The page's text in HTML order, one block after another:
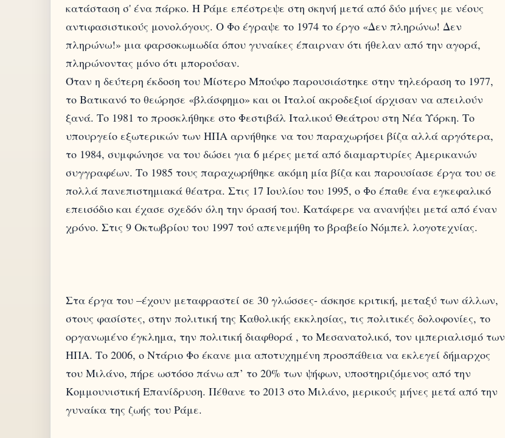
κατάσταση σ' ένα πάρκο. Η Ράμε επέστρεψε στη σκηνή μετά από δύο μήνες με νέους
αντιφασιστικούς μονολόγους. Ο Φο έγραψε το 1974 το έργο «Δεν πληρώνω! Δεν
πληρώνω!» μια φαρσοκωμωδία όπου γυναίκες έπαιρναν ότι ήθελαν από την αγορά,
πληρώνοντας μόνο ότι μπορούσαν.
Όταν η δεύτερη έκδοση του Μίστερο Μπούφο παρουσιάστηκε στην τηλεόραση το 1977,
το Βατικανό το θεώρησε «βλάσφημο» και οι Ιταλοί ακροδεξιοί άρχισαν να απειλούν
ξανά. Το 1981 το προσκλήθηκε στο Φεστιβάλ Ιταλικού Θεάτρου στη Νέα Υόρκη. Το
υπουργείο εξωτερικών των ΗΠΑ αρνήθηκε να του παραχωρήσει βίζα αλλά αργότερα,
το 1984, συμφώνησε να του δώσει για 6 μέρες μετά από διαμαρτυρίες Αμερικανών
συγγραφέων. Το 1985 τους παραχωρήθηκε ακόμη μία βίζα και παρουσίασε έργα του σε
πολλά πανεπιστημιακά θέατρα. Στις 17 Ιουλίου του 1995, ο Φο έπαθε ένα εγκεφαλικό
επεισόδιο και έχασε σχεδόν όλη την όρασή του. Κατάφερε να ανανήψει μετά από έναν
Στα έργα του –έχουν μεταφραστεί σε 30 γλώσσες- άσκησε κριτική, μεταξύ των άλλων,
στους φασίστες, στην πολιτική της Καθολικής εκκλησίας, τις πολιτικές δολοφονίες, το
οργανωμένο έγκλημα, την πολιτική διαφθορά , το Μεσανατολικό, τον ιμπεριαλισμό των
ΗΠΑ. Το 2006, ο Ντάριο Φο έκανε μια αποτυχημένη προσπάθεια να εκλεγεί δήμαρχος
του Μιλάνο, πήρε ωστόσο πάνω απ’ το 20% των ψήφων, υποστηριζόμενος από την
Κομμουνιστική Επανίδρυση. Πέθανε το 2013 στο Μιλάνο, μερικούς μήνες μετά από την
γυναίκα της ζωής του Ράμε.